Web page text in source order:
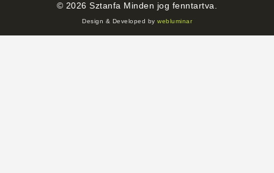
© 2026 Sztanfa Minden jog fenntartva.
Design & Developed by webluminar